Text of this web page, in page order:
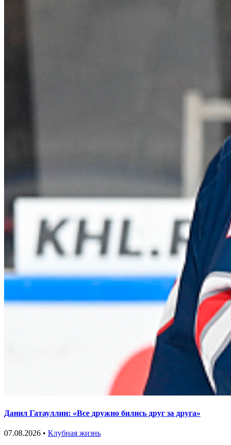
Данил Гатауллин: «Все дружно бились друг за друга»
07.08.2026 • Клубная жизнь